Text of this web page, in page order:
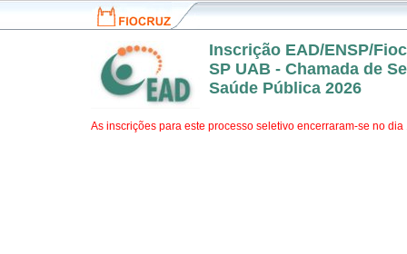
Fiocruz
Inscrição EAD/ENSP/
SP UAB - Chamada de
Saúde Pública 2026
As inscrições para este processo seletivo encerraram-se no